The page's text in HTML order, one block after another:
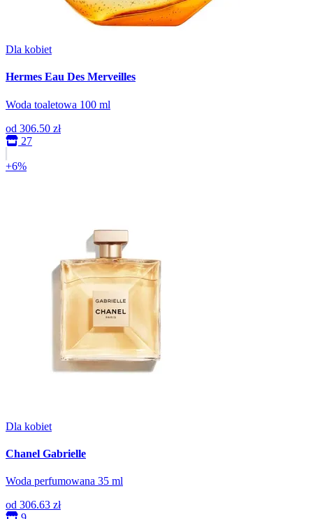
Dla kobiet
Hermes Eau Des Merveilles
Woda toaletowa 100 ml
od 306.50 zł
27
+6%
Dla kobiet
Chanel Gabrielle
Woda perfumowana 35 ml
od 306.63 zł